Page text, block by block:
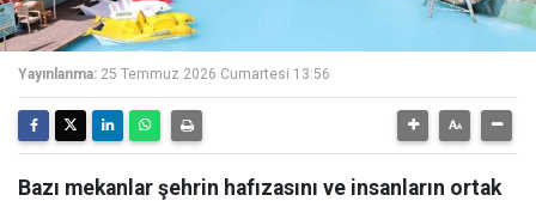
Yayınlanma: 25 Temmuz 2026 Cumartesi 13:56
Bazı mekanlar şehrin hafızasını ve insanların ortak